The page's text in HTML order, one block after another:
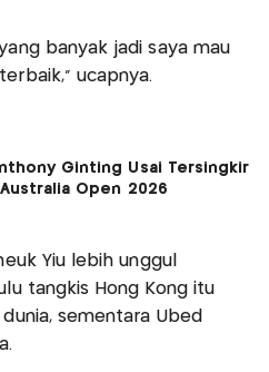
banyak jadi saya mau
ucapnya.
Ginting Usai Tersingkir
Open 2026
Yiu lebih unggul
tangkis Hong Kong itu
sementara Ubed